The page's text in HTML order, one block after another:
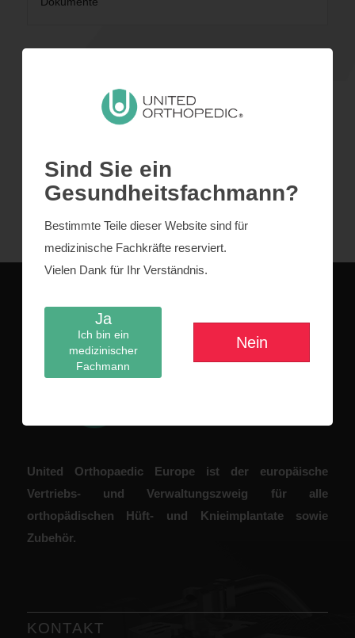
Sind Sie ein
Gesundheitsfachmann?
Bestimmte Teile dieser Website sind für
medizinische Fachkräfte reserviert.
Vielen Dank für Ihr Verständnis.
Ja
Ich bin ein
medizinischer
Fachmann
Nein
Verfahren
ÜBER UNS
United Orthopaedic Europe ist der europäische
Vertriebs- und Verwaltungszweig für alle
orthopädischen Hüft- und Knieimplantate sowie
Zubehör.
KONTAKT